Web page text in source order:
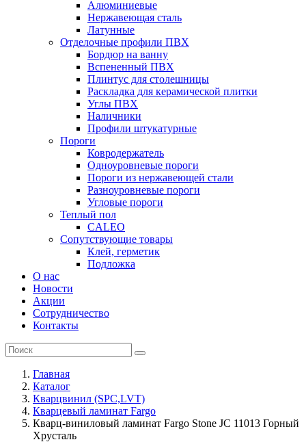
Алюминиевые
Нержавеющая сталь
Латунные
Отделочные профили ПВХ
Бордюр на ванну
Вспененный ПВХ
Плинтус для столешницы
Раскладка для керамической плитки
Углы ПВХ
Наличники
Профили штукатурные
Пороги
Ковродержатель
Одноуровневые пороги
Пороги из нержавеющей стали
Разноуровневые пороги
Угловые пороги
Теплый пол
CALEO
Сопутствующие товары
Клей, герметик
Подложка
О нас
Новости
Акции
Сотрудничество
Контакты
Главная
Каталог
Кварцвинил (SPC,LVT)
Кварцевый ламинат Fargo
Кварц-виниловый ламинат Fargo Stone JC 11013 Горный
Хрусталь